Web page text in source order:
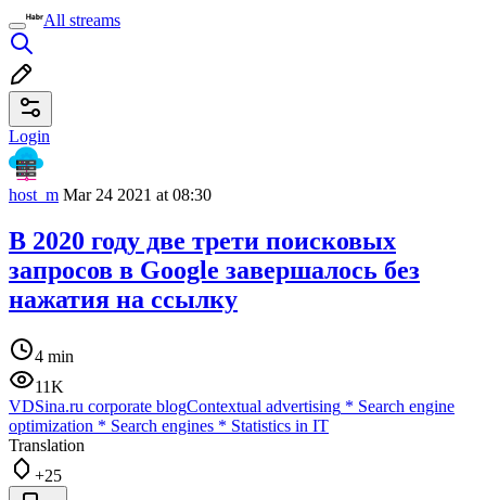
All streams
Login
host_m Mar 24 2021 at 08:30
В 2020 году две трети поисковых
запросов в Google завершалось без
нажатия на ссылку
4 min
11K
VDSina.ru corporate blogContextual advertising * Search engine
optimization * Search engines * Statistics in IT
Translation
+25